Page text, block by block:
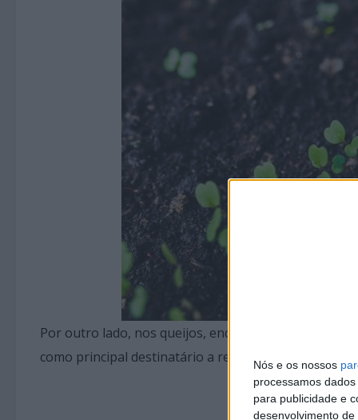
Nós e os nossos
processamos
para publicidade e
desenvolvimento de
Por outro lado, nos queijos, enchidos e outras
como principal destinatário a restauração.